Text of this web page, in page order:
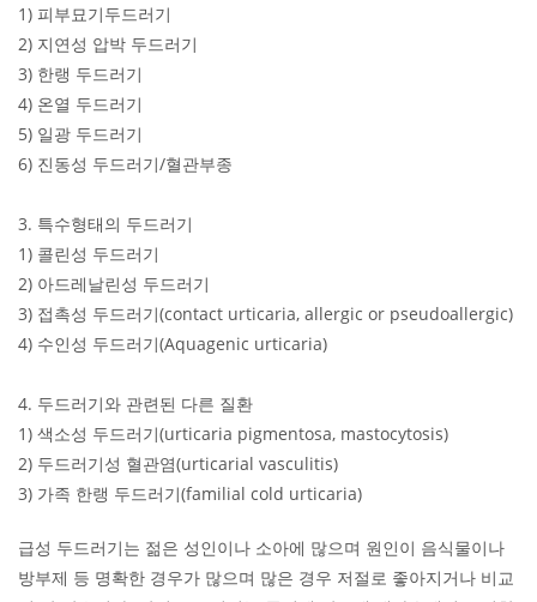
1) 피부묘기두드러기
2) 지연성 압박 두드러기
3) 한랭 두드러기
4) 온열 두드러기
5) 일광 두드러기
6) 진동성 두드러기/혈관부종
3. 특수형태의 두드러기
1) 콜린성 두드러기
2) 아드레날린성 두드러기
3) 접촉성 두드러기(contact urticaria, allergic or pseudoallergic)
4) 수인성 두드러기(Aquagenic urticaria)
4. 두드러기와 관련된 다른 질환
1) 색소성 두드러기(urticaria pigmentosa, mastocytosis)
2) 두드러기성 혈관염(urticarial vasculitis)
3) 가족 한랭 두드러기(familial cold urticaria)
급성 두드러기는 젊은 성인이나 소아에 많으며 원인이 음식물이나
방부제 등 명확한 경우가 많으며 많은 경우 저절로 좋아지거나 비교